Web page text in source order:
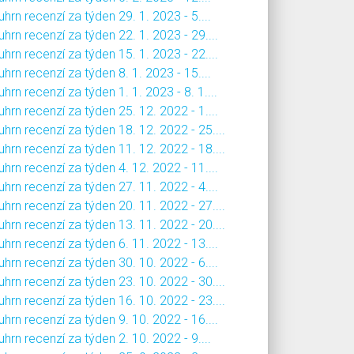
recenzí za týden 29. 1. 2023 - 5....
recenzí za týden 22. 1. 2023 - 29....
recenzí za týden 15. 1. 2023 - 22....
recenzí za týden 8. 1. 2023 - 15....
recenzí za týden 1. 1. 2023 - 8. 1....
recenzí za týden 25. 12. 2022 - 1....
recenzí za týden 18. 12. 2022 - 25....
recenzí za týden 11. 12. 2022 - 18....
recenzí za týden 4. 12. 2022 - 11....
recenzí za týden 27. 11. 2022 - 4....
recenzí za týden 20. 11. 2022 - 27....
recenzí za týden 13. 11. 2022 - 20....
recenzí za týden 6. 11. 2022 - 13....
recenzí za týden 30. 10. 2022 - 6....
recenzí za týden 23. 10. 2022 - 30....
recenzí za týden 16. 10. 2022 - 23....
recenzí za týden 9. 10. 2022 - 16....
recenzí za týden 2. 10. 2022 - 9....